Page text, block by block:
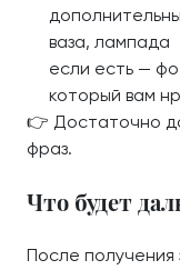
ваза, лампада
если есть —
который вам
👉 Достаточно
фраз.
Что будет
После получения